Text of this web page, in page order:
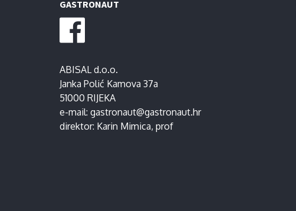
GASTRONAUT
ABISAL d.o.o.
Janka Polić Kamova 37a
51000 RIJEKA
e-mail: gastronaut@gastronaut.hr
direktor: Karin Mimica, prof